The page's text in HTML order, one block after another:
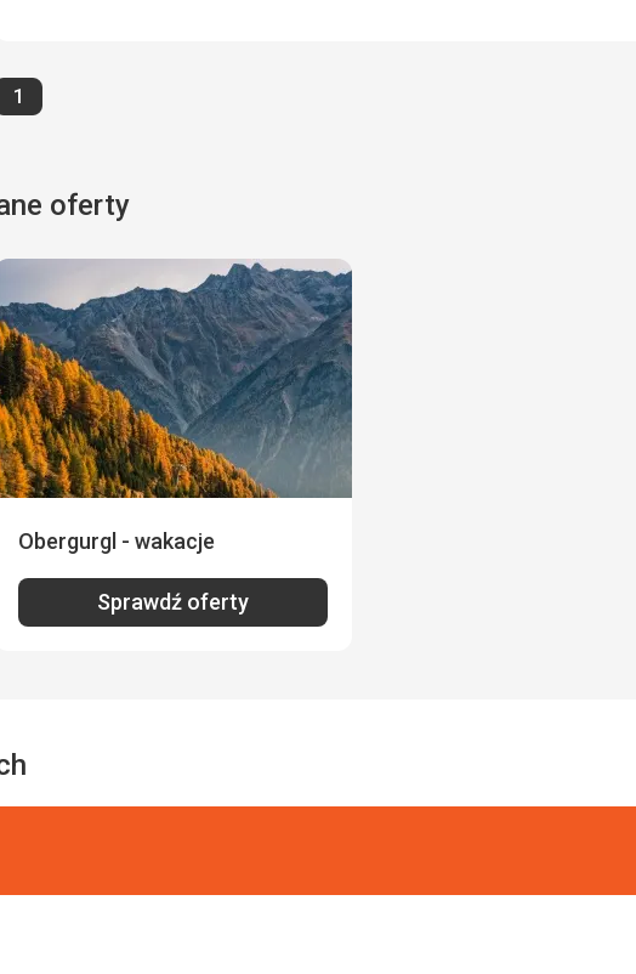
Ta recenzja została automatycznie przetłumaczona za pomocą
Strona
1
oferty
Obergurgl - wakacje
Sprawdź oferty